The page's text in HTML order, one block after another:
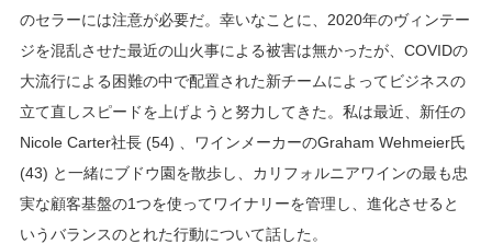
のセラーには注意が必要だ。幸いなことに、2020年のヴィンテー
ジを混乱させた最近の山火事による被害は無かったが、COVIDの
大流行による困難の中で配置された新チームによってビジネスの
立て直しスピードを上げようと努力してきた。私は最近、新任の
Nicole Carter社長 (54) 、ワインメーカーのGraham Wehmeier氏
(43) と一緒にブドウ園を散歩し、カリフォルニアワインの最も忠
実な顧客基盤の1つを使ってワイナリーを管理し、進化させると
いうバランスのとれた行動について話した。